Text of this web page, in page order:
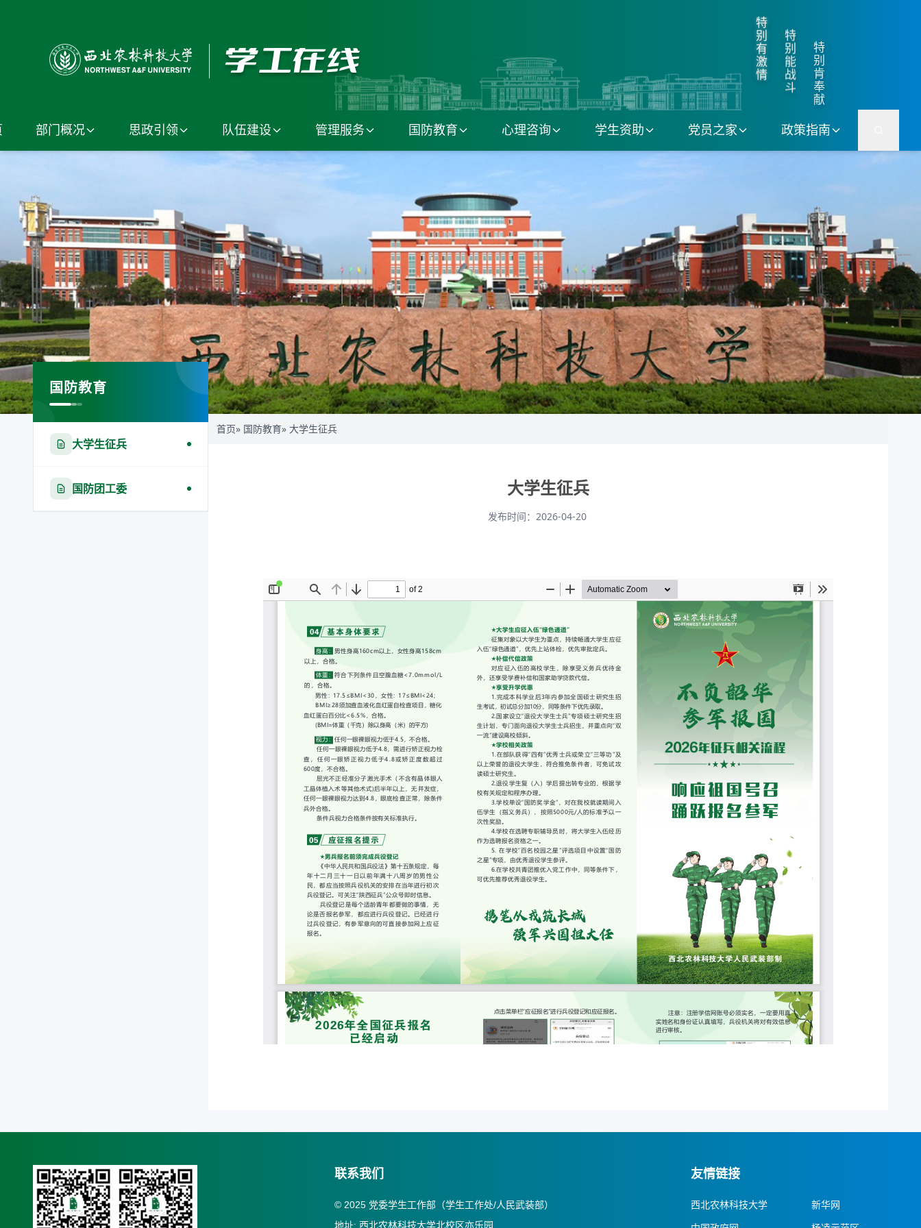
特
别
有
激
情
特
别
能
战
斗
特
别
肯
奉
献
部门概况 思政引领 队伍建设 管理服务 国防教育 心理咨询 学生资助 党员之家 政策指南
国防教育
大学生征兵
国防团工委
首页» 国防教育» 大学生征兵
大学生征兵
发布时间：2026-04-20
联系我们
© 2025 党委学生工作部（学生工作处/人民武装部）
地址: 西北农林科技大学北校区亦乐园
友情链接
西北农林科技大学 新华网